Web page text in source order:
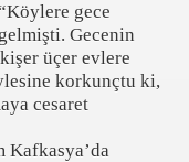
gece
Gecenin
üçer evlere
korkunçtu ki,
cesaret